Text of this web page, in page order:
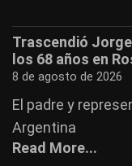
Trascendió
los 68 años en
8 de agosto de 2026
El padre y
Argentina
Read More...